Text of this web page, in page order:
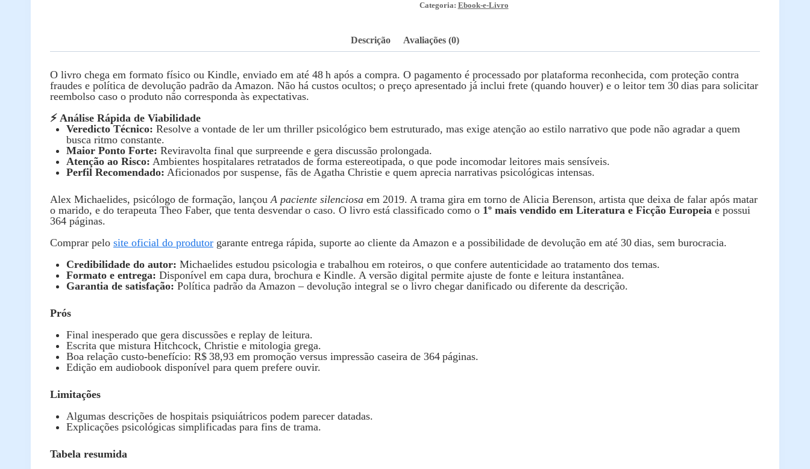
Categoria: Ebook-e-Livro
Descrição Avaliações (0)
O livro chega em formato físico ou Kindle, enviado em até 48 h após a compra. O pagamento é processado por plataforma reconhecida, com proteção contra
fraudes e política de devolução padrão da Amazon. Não há custos ocultos; o preço apresentado já inclui frete (quando houver) e o leitor tem 30 dias para solicitar
reembolso caso o produto não corresponda às expectativas.
⚡ Análise Rápida de Viabilidade
Veredicto Técnico: Resolve a vontade de ler um thriller psicológico bem estruturado, mas exige atenção ao estilo narrativo que pode não agradar a quem
busca ritmo constante.
Maior Ponto Forte: Reviravolta final que surpreende e gera discussão prolongada.
Atenção ao Risco: Ambientes hospitalares retratados de forma estereotipada, o que pode incomodar leitores mais sensíveis.
Perfil Recomendado: Aficionados por suspense, fãs de Agatha Christie e quem aprecia narrativas psicológicas intensas.
Alex Michaelides, psicólogo de formação, lançouA paciente silenciosa em 2019. A trama gira em torno de Alicia Berenson, artista que deixa de falar após matar
o marido, e do terapeuta Theo Faber, que tenta desvendar o caso. O livro está classificado como o 1º mais vendido em Literatura e Ficção Europeia e possui
364 páginas.
Comprar pelo site oficial do produtor garante entrega rápida, suporte ao cliente da Amazon e a possibilidade de devolução em até 30 dias, sem burocracia.
Credibilidade do autor: Michaelides estudou psicologia e trabalhou em roteiros, o que confere autenticidade ao tratamento dos temas.
Formato e entrega: Disponível em capa dura, brochura e Kindle. A versão digital permite ajuste de fonte e leitura instantânea.
Garantia de satisfação: Política padrão da Amazon – devolução integral se o livro chegar danificado ou diferente da descrição.
Prós
Final inesperado que gera discussões e replay de leitura.
Escrita que mistura Hitchcock, Christie e mitologia grega.
Boa relação custo‑benefício: R$ 38,93 em promoção versus impressão caseira de 364 páginas.
Edição em audiobook disponível para quem prefere ouvir.
Limitações
Algumas descrições de hospitais psiquiátricos podem parecer datadas.
Explicações psicológicas simplificadas para fins de trama.
Tabela resumida